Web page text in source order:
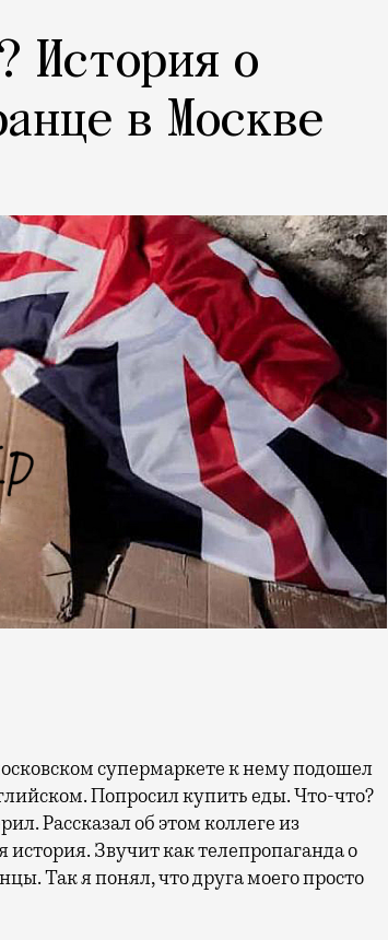
История о
в Москве
супермаркете к нему подошел
Попросил купить еды. Что-что?
Рассказал об этом коллеге из
Звучит как телепропаганда о
Так я понял, что друга моего просто